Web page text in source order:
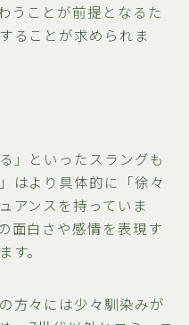
うことが前提となるた
ることが求められま
」といったスラングも
はより具体的に「徐々
アンスを持っていま
面白さや感情を表現す
す。
方々には少々馴染みが